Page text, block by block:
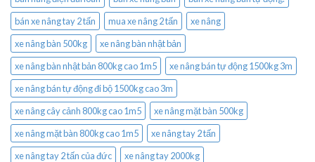
bán xe nâng tay 2 tấn
mua xe nâng 2 tấn
xe nâng
xe nâng bàn 500kg
xe nâng bàn nhật bản
xe nâng bàn nhật bản 800kg cao 1m5
xe nâng bán tự động 1500kg 3m
xe nâng bán tự động đi bộ 1500kg cao 3m
xe nâng cây cảnh 800kg cao 1m5
xe nâng mặt bàn 500kg
xe nâng mặt bàn 800kg cao 1m5
xe nâng tay 2 tấn
xe nâng tay 2 tấn của đức
xe nâng tay 2000kg